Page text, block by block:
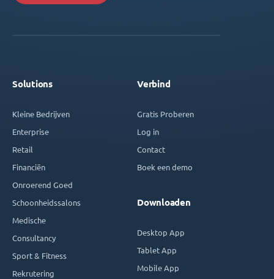
Solutions
Kleine Bedrijven
Enterprise
Retail
Financiën
Onroerend Goed
Schoonheidssalons
Medische
Consultancy
Sport & Fitness
Rekrutering
Verbind
Gratis Proberen
Log in
Contact
Boek een demo
Downloaden
Desktop App
Tablet App
Mobile App